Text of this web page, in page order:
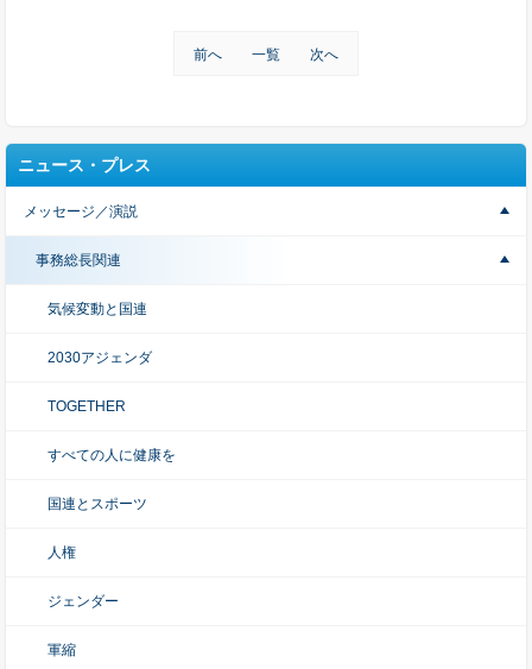
前へ 一覧 次へ
ニュース・プレス
メッセージ／演説
事務総長関連
気候変動と国連
2030アジェンダ
TOGETHER
すべての人に健康を
国連とスポーツ
人権
ジェンダー
軍縮